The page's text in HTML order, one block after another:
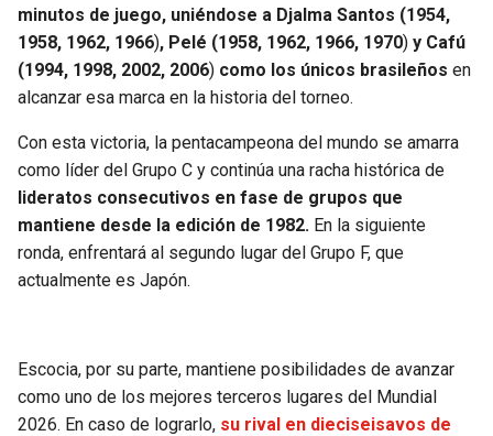
minutos de juego, uniéndose a Djalma Santos (1954,
1958, 1962, 1966), Pelé (1958, 1962, 1966, 1970) y Cafú
(1994, 1998, 2002, 2006) como los únicos brasileños en
alcanzar esa marca en la historia del torneo.
Con esta victoria, la pentacampeona del mundo se amarra
como líder del Grupo C y continúa una racha histórica de
lideratos consecutivos en fase de grupos que
mantiene desde la edición de 1982. En la siguiente
ronda, enfrentará al segundo lugar del Grupo F, que
actualmente es Japón.
Escocia, por su parte, mantiene posibilidades de avanzar
como uno de los mejores terceros lugares del Mundial
2026. En caso de lograrlo, su rival en dieciseisavos de